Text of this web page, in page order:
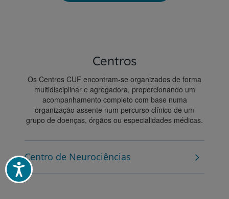
Acessibilidade
Centros
Os Centros CUF encontram-se organizados de forma
multidisciplinar e agregadora, proporcionando um
acompanhamento completo com base numa
organização assente num percurso clínico de um
grupo de doenças, órgãos ou especialidades médicas.
Centro de Neurociências